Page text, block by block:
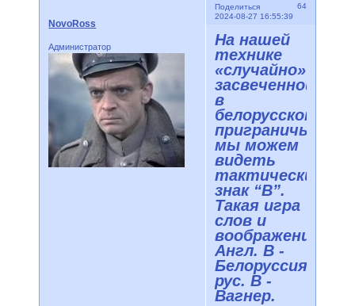
Поделиться
64
2024-08-27 16:55:39
NovoRoss
Администратор
На нашей
технике
«случайно»
засвеченной
в
белорусском
приграничье,
мы можем
видеть
тактический
знак “B”.
Такая игра
слов и
воображений.
Англ. В -
Белоруссия,
рус. В -
Вагнер.